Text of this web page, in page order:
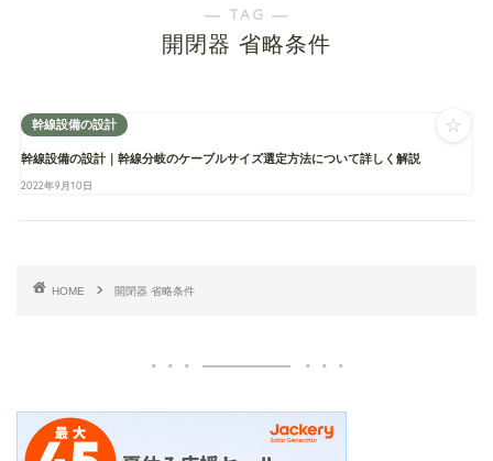
― TAG ―
開閉器 省略条件
幹線設備の設計
幹線設備の設計｜幹線分岐のケーブルサイズ選定方法について詳しく解説
2022年9月10日
☆
HOME 開閉器 省略条件